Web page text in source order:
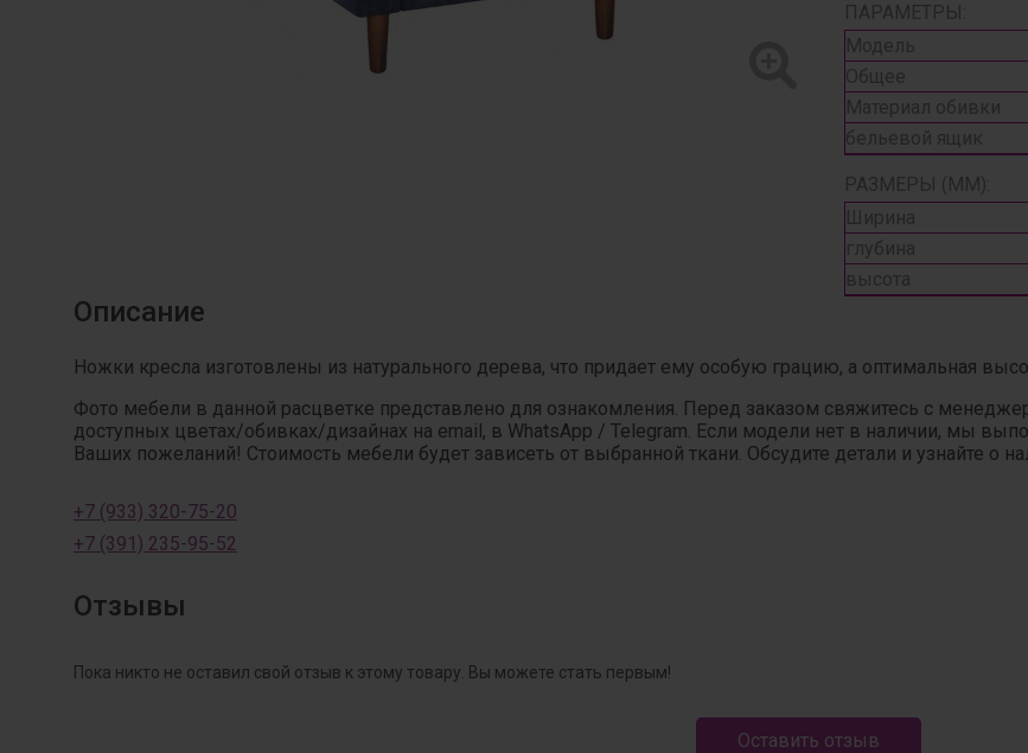
ПАРАМЕТРЫ:
Модель
Общее
Материал обивки
бельевой ящик
РАЗМЕРЫ (ММ):
Ширина
глубина
высота
Описание
Ножки кресла изготовлены из натурального дерева, что придает ему особую грацию, а оптимальная
Фото мебели в данной расцветке представлено для ознакомления. Перед заказом свяжитесь с
доступных цветах/обивках/дизайнах на email, в WhatsApp / Telegram. Если модели нет в наличии, мы
Ваших пожеланий! Стоимость мебели будет зависеть от выбранной ткани. Обсудите детали и узнайте о
+7 (933) 320-75-20
+7 (391) 235-95-52
Отзывы
Пока никто не оставил свой отзыв к этому товару. Вы можете стать первым!
Оставить отзыв